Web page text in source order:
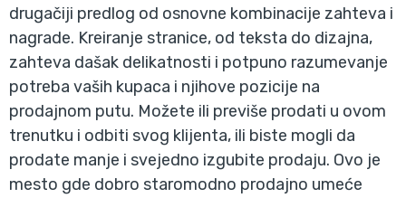
drugačiji predlog od osnovne kombinacije zahteva i
nagrade. Kreiranje stranice, od teksta do dizajna,
zahteva dašak delikatnosti i potpuno razumevanje
potreba vaših kupaca i njihove pozicije na
prodajnom putu. Možete ili previše prodati u ovom
trenutku i odbiti svog klijenta, ili biste mogli da
prodate manje i svejedno izgubite prodaju. Ovo je
mesto gde dobro staromodno prodajno umeće